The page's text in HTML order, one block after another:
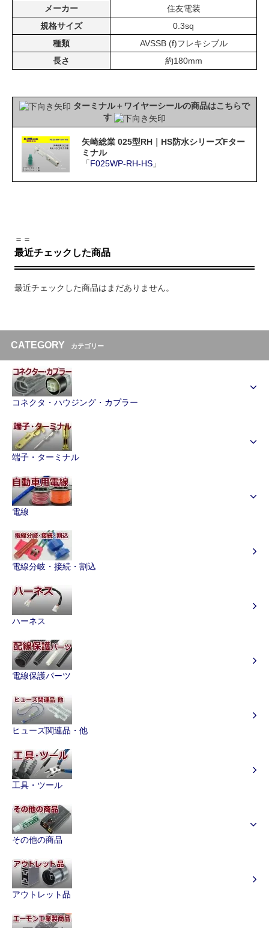
メーカー
住友電装
規格サイズ
0.3sq
種類
AVSSB (f)フレキシブル
長さ
約180mm
ターミナル＋ワイヤーシールの商品はこちらで
す
矢崎総業 025型RH｜HS防水シリーズFター
ミナル
「F025WP-RH-HS 」
＝＝
最近チェックした商品
最近チェックした商品はまだありません。
CATEGORY カテゴリー
コネクタ・ハウジング・カプラー
端子・ターミナル
電線
電線分岐・接続・割込
ハーネス
電線保護パーツ
ヒューズ関連品・他
工具・ツール
その他の商品
アウトレット品